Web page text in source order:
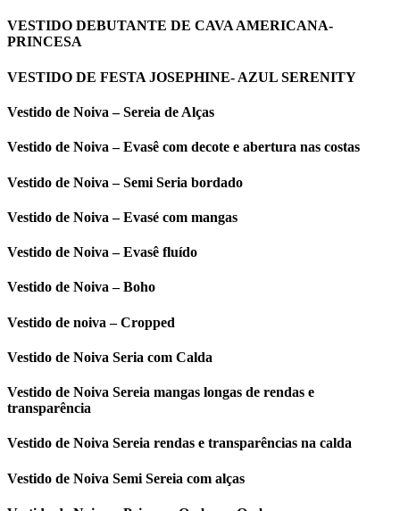
VESTIDO DEBUTANTE DE CAVA AMERICANA-
PRINCESA
VESTIDO DE FESTA JOSEPHINE- AZUL SERENITY
Vestido de Noiva – Sereia de Alças
Vestido de Noiva – Evasê com decote e abertura nas costas
Vestido de Noiva – Semi Seria bordado
Vestido de Noiva – Evasé com mangas
Vestido de Noiva – Evasê fluído
Vestido de Noiva – Boho
Vestido de noiva – Cropped
Vestido de Noiva Seria com Calda
Vestido de Noiva Sereia mangas longas de rendas e
transparência
Vestido de Noiva Sereia rendas e transparências na calda
Vestido de Noiva Semi Sereia com alças